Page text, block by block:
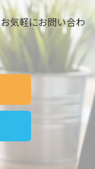
気軽にお問い合わ